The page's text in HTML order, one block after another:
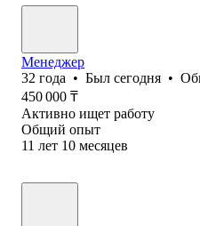
Менеджер
32 года • Был сегодня •
450 000 ₸
Активно ищет работу
Общий опыт
11 лет 10 месяцев